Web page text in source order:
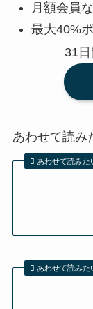
月額会員
最大40%
31
あわせて読み
あわせて読みた
あわせて読みた